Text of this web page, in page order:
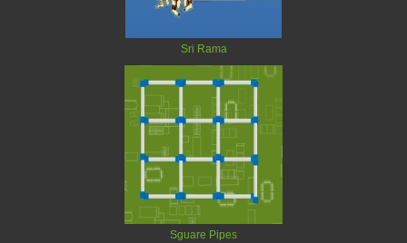
Sri Rama
Sguare Pipes